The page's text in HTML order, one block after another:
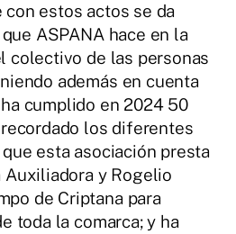
estos actos se da
ASPANA hace en la
colectivo de las personas
además en cuenta
cumplido en 2024 50
los diferentes
esta asociación presta
y Rogelio
de Criptana para
toda la comarca; y ha